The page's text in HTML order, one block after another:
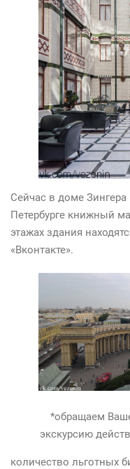
Сейчас в доме
Петербурге книжный
этажах здания
«Вконтакте».
*обращаем
экскурсию
количество льготных